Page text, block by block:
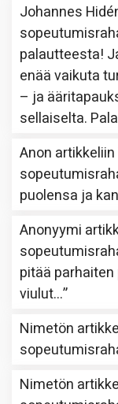
Johannes
palautteesta!
enää vaikuta
– ja
sellaiselta.
Anon artikkeliin
puolensa ja
Anonyymi
pitää
viulut…”
Nimetön
Nimetön